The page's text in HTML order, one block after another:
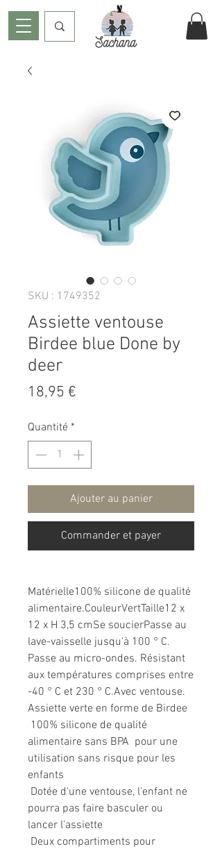
SKU : 1749352
Assiette ventouse
Birdee blue Done by
deer
18,95 €
Quantité *
Ajouter au panier
Commander et payer
Matérielle100% silicone de qualité
alimentaire.CouleurVertTaille12 x
12 x H 3,5 cmSe soucierPasse au
lave-vaisselle jusqu'à 100 ° C.
Passe au micro-ondes. Résistant
aux températures comprises entre
-40 ° C et 230 ° C.Avec ventouse.
Assiette verte en forme de Birdee
 100% silicone de qualité
alimentaire sans BPA  pour une
utilisation sans risque pour les
enfants
 Dotée d'une ventouse, l'enfant ne
pourra pas faire basculer ou
lancer l'assiette
 Deux compartiments pour